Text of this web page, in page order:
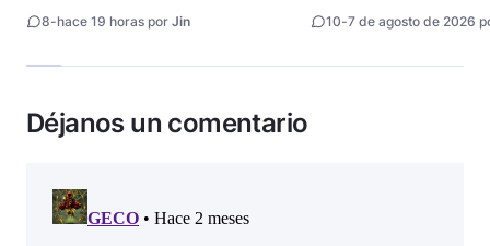
8-hace 19 horas por Jin
artificial
10-7 de agosto de 2026
Déjanos un comentario